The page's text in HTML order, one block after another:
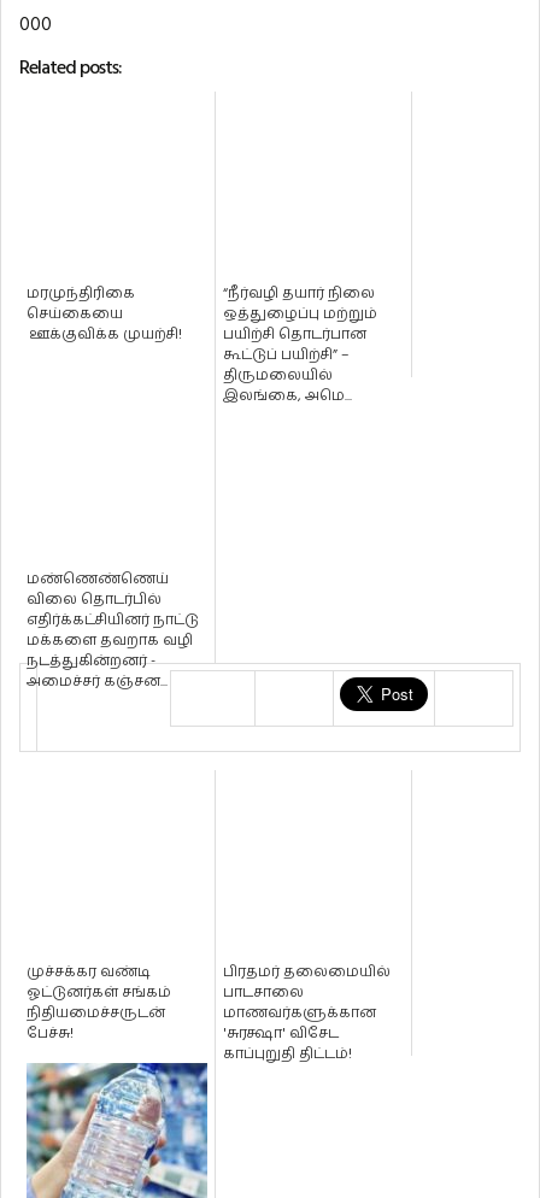
000
Related posts:
மரமுந்திரிகை
செய்கையை
ஊக்குவிக்க முயற்சி!
“நீர்வழி தயார் நிலை
ஒத்துழைப்பு மற்றும்
பயிற்சி தொடர்பான
கூட்டுப் பயிற்சி” –
திருமலையில்
இலங்கை, அமெ...
மண்ணெண்ணெய்
விலை தொடர்பில்
எதிர்க்கட்சியினர் நாட்டு
மக்களை தவறாக வழி
நடத்துகின்றனர் -
அமைச்சர் கஞ்சன...
முச்சக்கர வண்டி
ஓட்டுனர்கள் சங்கம்
நிதியமைச்சருடன்
பேச்சு!
பிரதமர் தலைமையில்
பாடசாலை
மாணவர்களுக்கான
'சுரக்ஷா' விசேட
காப்புறுதி திட்டம்!